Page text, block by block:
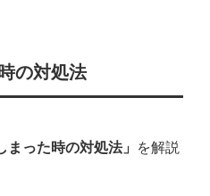
の対処法
まった時の対処法」 を解説